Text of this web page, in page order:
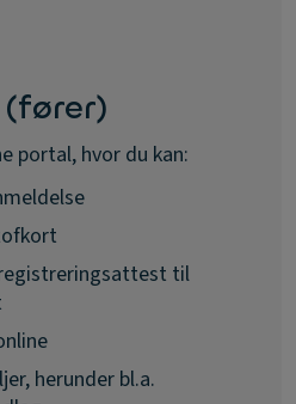
portal, hvor du kan:
til
herunder bl.a.